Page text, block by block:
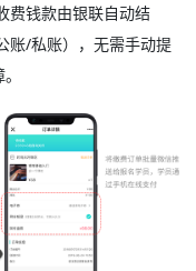
费钱款由银联自动结
账/私账），无需手动提